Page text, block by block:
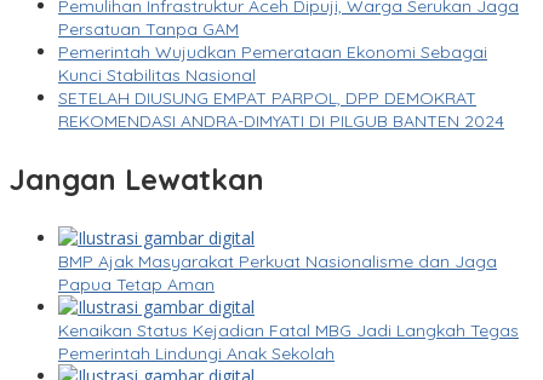
Pemulihan Infrastruktur Aceh Dipuji, Warga Serukan Jaga
Persatuan Tanpa GAM
Pemerintah Wujudkan Pemerataan Ekonomi Sebagai
Kunci Stabilitas Nasional
SETELAH DIUSUNG EMPAT PARPOL, DPP DEMOKRAT
REKOMENDASI ANDRA-DIMYATI DI PILGUB BANTEN 2024
Jangan Lewatkan
BMP Ajak Masyarakat Perkuat Nasionalisme dan Jaga
Papua Tetap Aman
Kenaikan Status Kejadian Fatal MBG Jadi Langkah Tegas
Pemerintah Lindungi Anak Sekolah